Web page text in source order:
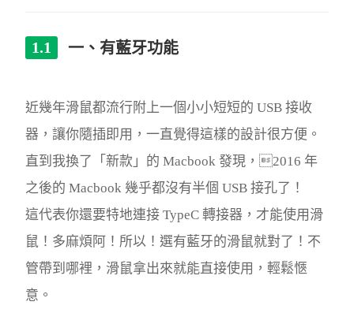
一、有藍牙功能
近幾年滑鼠都流行附上一個小小短短的 USB 接收
器，讓你隨插即用，一直覺得這樣的設計很方便。
直到我換了「新款」的 Macbook 發現，2016 年
之後的 Macbook 幾乎都沒有半個 USB 接孔了！
這代表你還要特地連接 TypeC 轉接器，才能使用滑
鼠！多麻煩阿！所以！選有藍牙的滑鼠就對了！不
管帶到哪裡，滑鼠拿出來就能直接使用，輕鬆愜
意。